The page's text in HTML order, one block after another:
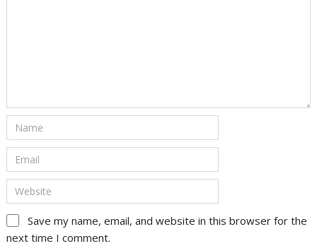
Save my name, email, and website in this browser for the
next time I comment.